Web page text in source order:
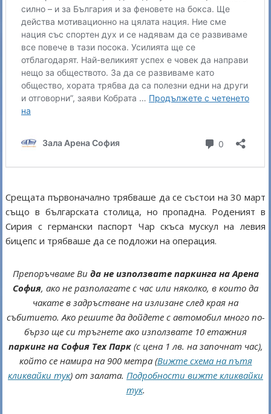
Срещата първоначално трябваше да се състои на 30 март
също в българската столица, но пропадна. Роденият в
Сирия с германски паспорт Чар скъса мускул на левия
бицепс и трябваше да се подложи на операция.
Препоръчваме Ви да не използвате паркинга на Арена
София, ако не разполагате с час или няколко, в които да
чакате в задръстване на излизане след края на
събитието. Ако решите да дойдете с автомобил много по-
бързо ще си тръгнете ако използвате 10 етажния
паркинг на София Тех Парк(с цена 1 лв. на започнат час),
който се намира на 900 метра (Вижте схема на пътя
кликвайки тук) от залата. Подробности вижте кликвайки
тук.